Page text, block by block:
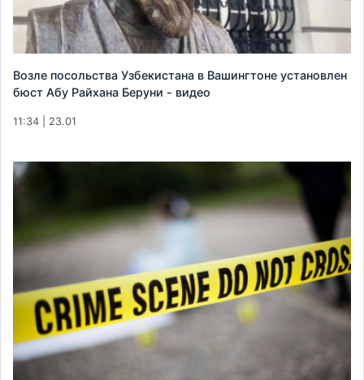
Возле посольства Узбекистана в Вашингтоне установлен
бюст Абу Райхана Беруни - видео
11:34 | 23.01